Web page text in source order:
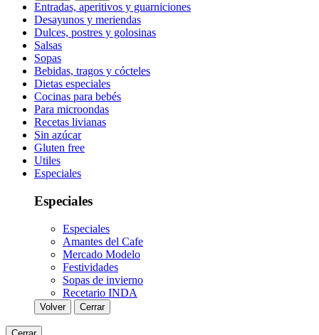
Entradas, aperitivos y guarniciones
Desayunos y meriendas
Dulces, postres y golosinas
Salsas
Sopas
Bebidas, tragos y cócteles
Dietas especiales
Cocinas para bebés
Para microondas
Recetas livianas
Sin azúcar
Gluten free
Utiles
Especiales
Especiales
Especiales
Amantes del Cafe
Mercado Modelo
Festividades
Sopas de invierno
Recetario INDA
Volver Cerrar